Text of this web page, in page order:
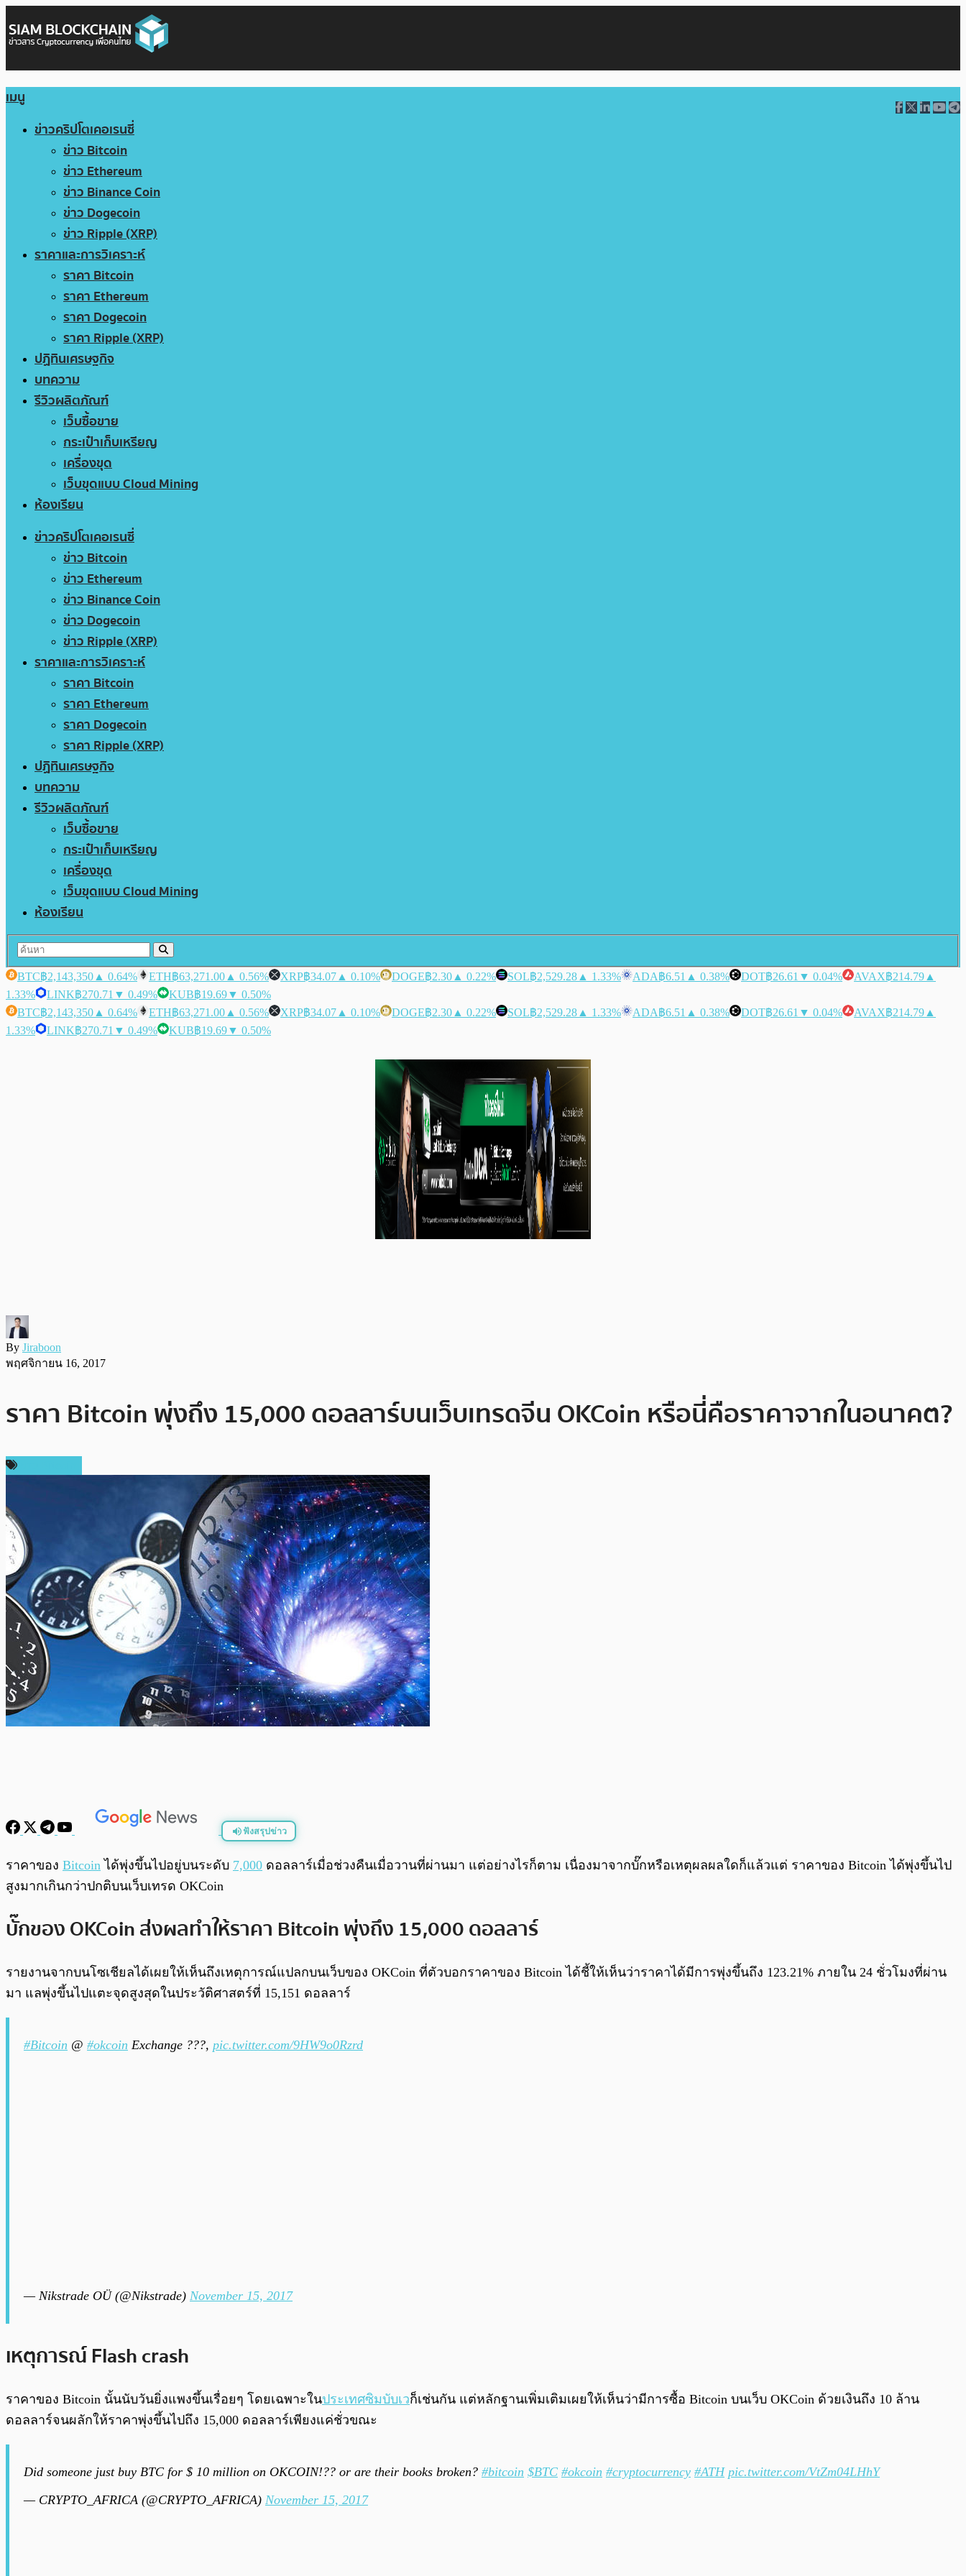
เมนู
ข่าวคริปโตเคอเรนซี่
ข่าว Bitcoin
ข่าว Ethereum
ข่าว Binance Coin
ข่าว Dogecoin
ข่าว Ripple (XRP)
ราคาและการวิเคราะห์
ราคา Bitcoin
ราคา Ethereum
ราคา Dogecoin
ราคา Ripple (XRP)
ปฏิทินเศรษฐกิจ
บทความ
รีวิวผลิตภัณฑ์
เว็บซื้อขาย
กระเป๋าเก็บเหรียญ
เครื่องขุด
เว็บขุดแบบ Cloud Mining
ห้องเรียน
ข่าวคริปโตเคอเรนซี่
ข่าว Bitcoin
ข่าว Ethereum
ข่าว Binance Coin
ข่าว Dogecoin
ข่าว Ripple (XRP)
ราคาและการวิเคราะห์
ราคา Bitcoin
ราคา Ethereum
ราคา Dogecoin
ราคา Ripple (XRP)
ปฏิทินเศรษฐกิจ
บทความ
รีวิวผลิตภัณฑ์
เว็บซื้อขาย
กระเป๋าเก็บเหรียญ
เครื่องขุด
เว็บขุดแบบ Cloud Mining
ห้องเรียน
BTC฿2,143,350 ▲ 0.64% ETH฿63,271.00 ▲ 0.56% XRP฿34.07 ▲ 0.10% DOGE฿2.30 ▲ 0.22% SOL฿2,529.28 ▲ 1.33% ADA฿6.51 ▲ 0.38% DOT฿26.61 ▼ 0.04% AVAX฿214.79 ▲
1.33%
LINK฿270.71 ▼ 0.49% KUB฿19.69▼ 0.50%
BTC฿2,143,350 ▲ 0.64% ETH฿63,271.00 ▲ 0.56% XRP฿34.07 ▲ 0.10% DOGE฿2.30 ▲ 0.22% SOL฿2,529.28 ▲ 1.33% ADA฿6.51 ▲ 0.38% DOT฿26.61 ▼ 0.04% AVAX฿214.79 ▲
1.33%
LINK฿270.71 ▼ 0.49% KUB฿19.69▼ 0.50%
By Jiraboon
พฤศจิกายน 16, 2017
ราคา Bitcoin พุ่งถึง 15,000 ดอลลาร์บนเว็บเทรดจีน OKCoin หรือนี่คือราคาจากในอนาคต?
ฟังสรุปข่าว
พร้อมเล่น 0:00 /0:00
ราคาของ Bitcoin ได้พุ่งขึ้นไปอยู่บนระดับ 7,000 ดอลลาร์เมื่อช่วงคืนเมื่อวานที่ผ่านมา แต่อย่างไรก็ตาม เนื่องมาจากบั๊กหรือเหตุผลผลใดก็แล้วแต่ ราคาของ Bitcoin ได้พุ่งขึ้นไป
สูงมากเกินกว่าปกติบนเว็บเทรด OKCoin
บั๊กของ OKCoin ส่งผลทำให้ราคา Bitcoin พุ่งถึง 15,000 ดอลลาร์
รายงานจากบนโซเชียลได้เผยให้เห็นถึงเหตุการณ์แปลกบนเว็บของ OKCoin ที่ตัวบอกราคาของ Bitcoin ได้ชี้ให้เห็นว่าราคาได้มีการพุ่งขึ้นถึง 123.21% ภายใน 24 ชั่วโมงที่ผ่าน
มา แลพุ่งขึ้นไปแตะจุดสูงสุดในประวัติศาสตร์ที่ 15,151 ดอลลาร์
#Bitcoin @ #okcoin Exchange ???, pic.twitter.com/9HW9o0Rzrd
— Nikstrade OÜ (@Nikstrade) November 15, 2017
เหตุการณ์ Flash crash
ราคาของ Bitcoin นั้นนับวันยิ่งแพงขึ้นเรื่อยๆ โดยเฉพาะในประเทศซิมบับเวก็เช่นกัน แต่หลักฐานเพิ่มเติมเผยให้เห็นว่ามีการซื้อ Bitcoin บนเว็บ OKCoin ด้วยเงินถึง 10 ล้าน
ดอลลาร์จนผลักให้ราคาพุ่งขึ้นไปถึง 15,000 ดอลลาร์เพียงแค่ชั่วขณะ
Did someone just buy BTC for $ 10 million on OKCOIN!?? or are their books broken? #bitcoin $BTC #okcoin #cryptocurrency #ATH pic.twitter.com/VtZm04LHhY
— CRYPTO_AFRICA (@CRYPTO_AFRICA) November 15, 2017